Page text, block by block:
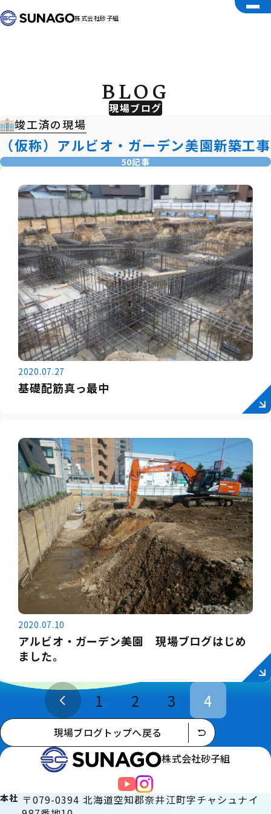
株式会社砂子組
現場ブログ
BLOG
竣工済の現場
（仮称）アルビオ・ガーデン美園新築工事
50記事
2020.07.27
基礎配筋真っ最中
2020.07.10
アルビオ・ガーデン美園 現場ブログはじめ
ました。
1 2 3 4
現場ブログトップへ戻る
株式会社砂子組
本社 〒079-0394 北海道空知郡奈井江町字チャシュナイ